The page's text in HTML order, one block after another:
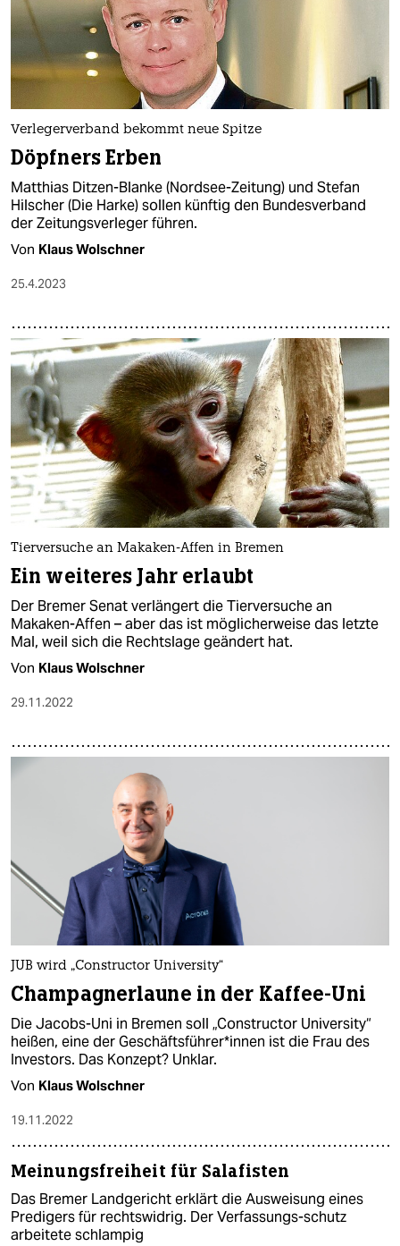
Verlegerverband bekommt neue Spitze
Döpfners Erben
Matthias Ditzen-Blanke (Nordsee-Zeitung) und Stefan
Hilscher (Die Harke) sollen künftig den Bundesverband
der Zeitungsverleger führen.
Von Klaus Wolschner
25.4.2023
Tierversuche an Makaken-Affen in Bremen
Ein weiteres Jahr erlaubt
Der Bremer Senat verlängert die Tierversuche an
Makaken-Affen – aber das ist möglicherweise das letzte
Mal, weil sich die Rechtslage geändert hat.
Von Klaus Wolschner
29.11.2022
JUB wird „Constructor University“
Champagnerlaune in der Kaffee-Uni
Die Jacobs-Uni in Bremen soll „Constructor University“
heißen, eine der Ge­schäfts­füh­re­r*in­nen ist die Frau des
Investors. Das Konzept? Unklar.
Von Klaus Wolschner
19.11.2022
Meinungsfreiheit für Salafisten
Das Bremer Landgericht erklärt die Ausweisung eines
Predigers für rechtswidrig. Der Verfassungs-​schutz
arbeitete schlampig